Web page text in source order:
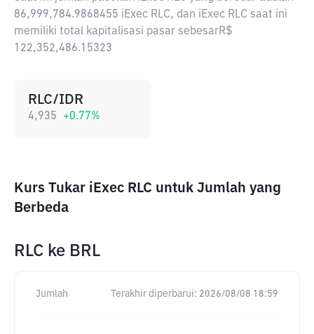
86,999,784.9868455 iExec RLC, dan iExec RLC saat ini
memiliki total kapitalisasi pasar sebesarR$
122,352,486.15323
RLC/IDR
4,935 +0.77%
Kurs Tukar iExec RLC untuk Jumlah yang
Berbeda
RLC ke BRL
Jumlah Terakhir diperbarui: 2026/08/08 18:59